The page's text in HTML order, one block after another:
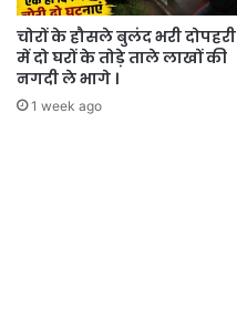
चोरों के हौसले बुलंद भरी दोपहरी
में दो घरों के तोड़े ताले लाखों की
नगदी ले भागे ।
1 week ago